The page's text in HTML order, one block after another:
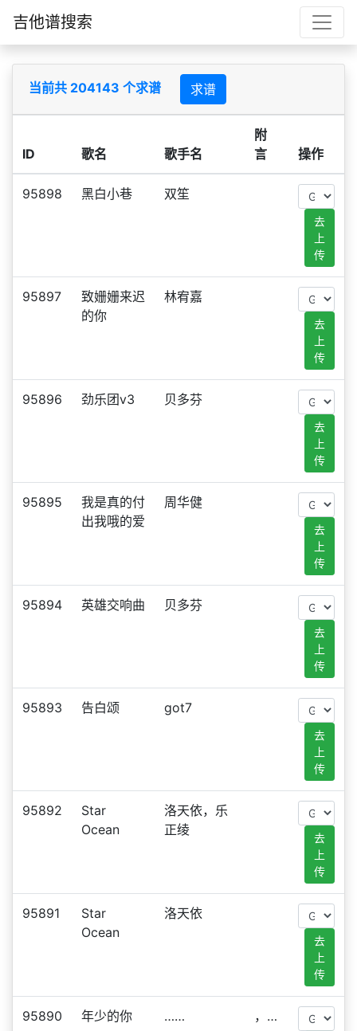
吉他谱搜索
当前共 204143 个求谱 求谱
ID 歌名 歌手名
附
言
操作
95898 黑白小巷 双笙
去
上
传
95897
致姗姗来迟
的你
林宥嘉
去
上
传
95896 劲乐团v3 贝多芬
去
上
传
95895
我是真的付
出我哦的爱
周华健
去
上
传
95894 英雄交响曲 贝多芬
去
上
传
95893 告白颂 got7
去
上
传
95892
Star
Ocean
洛天依，乐
正绫
去
上
传
95891
Star
Ocean
洛天依
去
上
传
95890 年少的你 …… ，…